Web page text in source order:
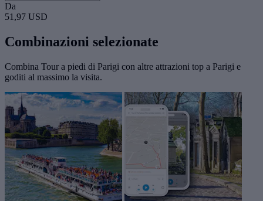
Da
51,97 USD
Combinazioni selezionate
Combina Tour a piedi di Parigi con altre attrazioni top a Parigi e
goditi al massimo la visita.